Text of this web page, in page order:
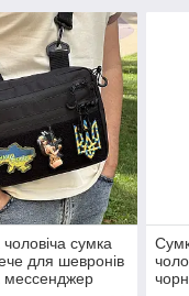
сумка
для шевронів
мессенджер